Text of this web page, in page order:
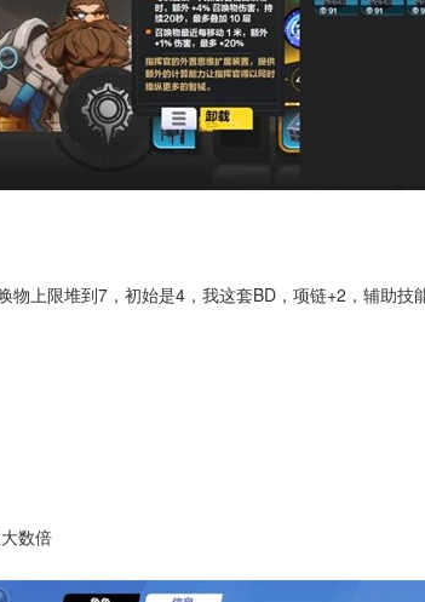
物上限堆到7，初始是4，我这套BD，项链+2，辅助技
数倍